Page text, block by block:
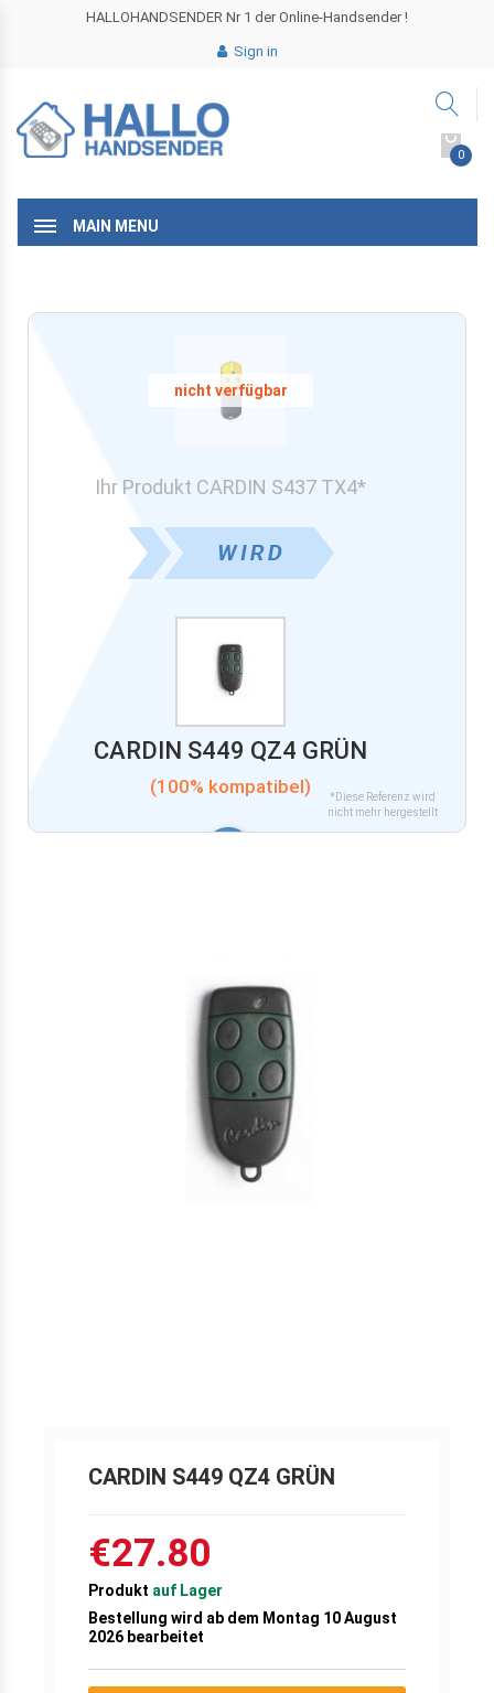
HALLOHANDSENDER Nr 1 der Online-Handsender !
Sign in
0
MAIN MENU
Ihr Produkt CARDIN S437 TX4*
CARDIN S449 QZ4 GRÜN
(100% kompatibel)
*Diese Referenz wird
nicht mehr hergestellt
CARDIN S449 QZ4 GRÜN
€27.80
Produkt auf Lager
Bestellung wird ab dem Montag 10 August
2026 bearbeitet